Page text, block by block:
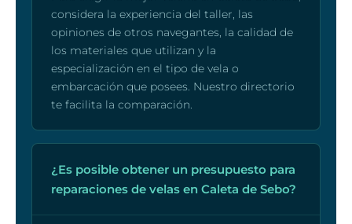
considera la experiencia del taller, las
opiniones de otros navegantes, la calidad de
los materiales que utilizan y la
especialización en el tipo de vela o
embarcación que posees. Nuestro directorio
te facilita la comparación.
¿Es posible obtener un presupuesto para
reparaciones de velas en Caleta de Sebo?